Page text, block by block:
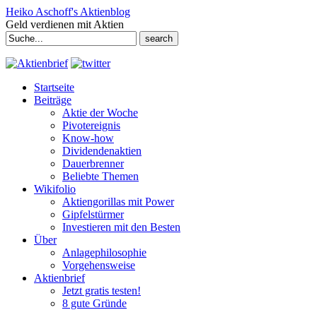
Heiko Aschoff's Aktienblog
Geld verdienen mit Aktien
Search
for:
Startseite
Beiträge
Aktie der Woche
Pivotereignis
Know-how
Dividendenaktien
Dauerbrenner
Beliebte Themen
Wikifolio
Aktiengorillas mit Power
Gipfelstürmer
Investieren mit den Besten
Über
Anlagephilosophie
Vorgehensweise
Aktienbrief
Jetzt gratis testen!
8 gute Gründe